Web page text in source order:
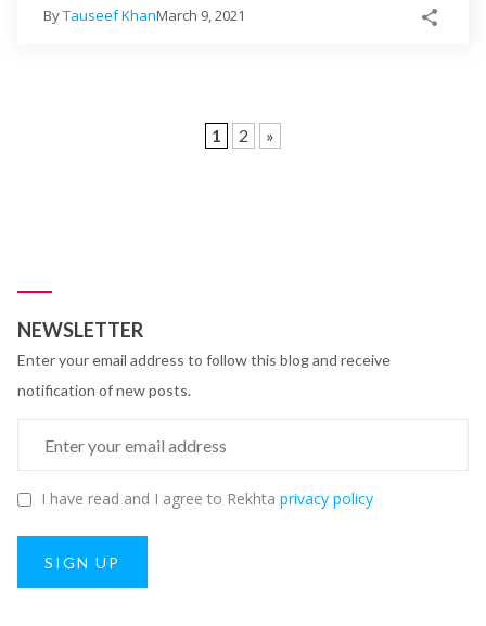
ByTauseef KhanMarch 9, 2021
1 2 »
NEWSLETTER
Enter your email address to follow this blog and receive
notification of new posts.
I have read and I agree to Rekhta privacy policy
SIGN UP